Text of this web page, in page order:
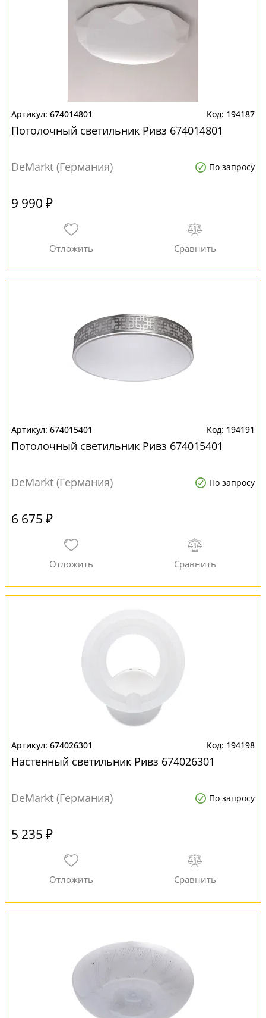
674014801 194187
Потолочный светильник Ривз 674014801
DeMarkt (Германия) По запросу
9 990 ₽
674015401 194191
Потолочный светильник Ривз 674015401
DeMarkt (Германия) По запросу
6 675 ₽
674026301 194198
Настенный светильник Ривз 674026301
DeMarkt (Германия) По запросу
5 235 ₽